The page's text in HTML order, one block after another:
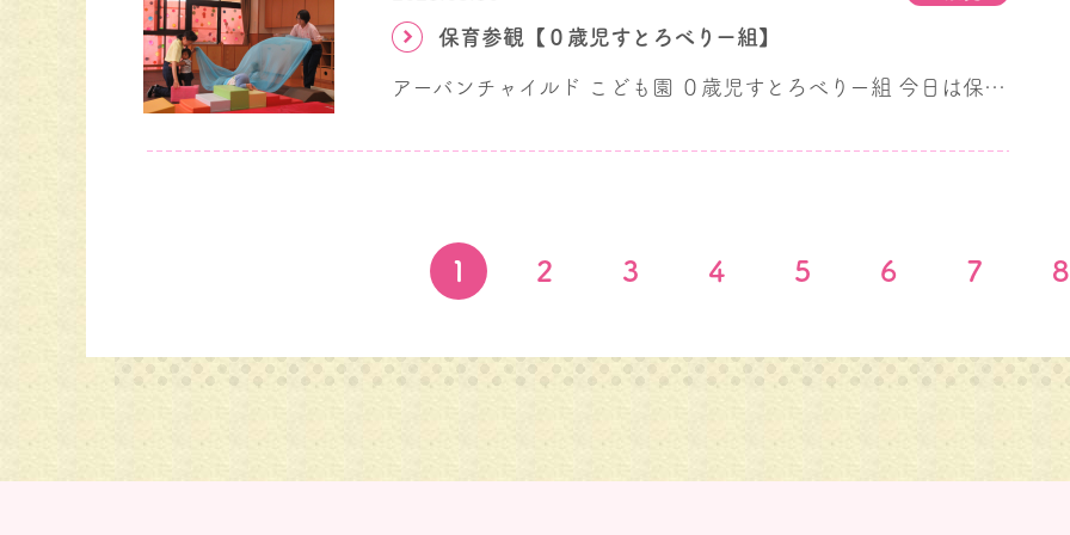
保育参観【０歳児すとろべりー組】
アーバンチャイルド こども園 ０歳児すとろべりー組 今日は保育参観でした。 これは何だ？と不思議そうな子ども達 ぼくもいれて！ お父さんやお母さんと一緒！ 楽しかったね
1 2 3 4 5 6 7 8